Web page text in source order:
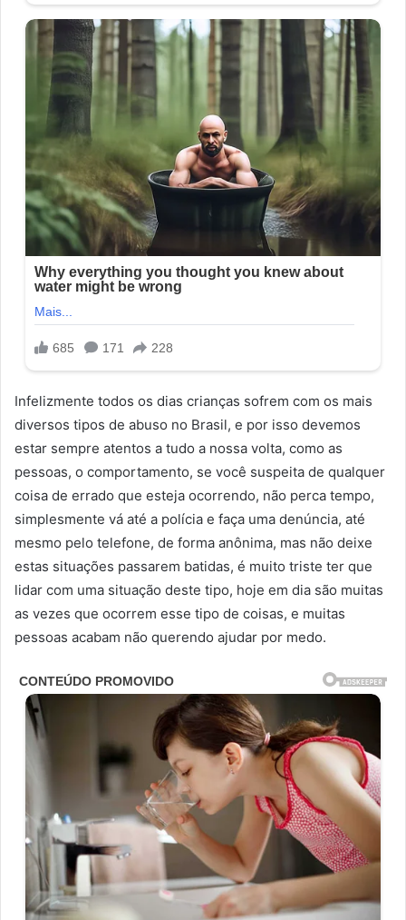
Infelizmente todos os dias crianças sofrem com os mais
diversos tipos de abuso no Brasil, e por isso devemos
estar sempre atentos a tudo a nossa volta, como as
pessoas, o comportamento, se você suspeita de qualquer
coisa de errado que esteja ocorrendo, não perca tempo,
simplesmente vá até a polícia e faça uma denúncia, até
mesmo pelo telefone, de forma anônima, mas não deixe
estas situações passarem batidas, é muito triste ter que
lidar com uma situação deste tipo, hoje em dia são muitas
as vezes que ocorrem esse tipo de coisas, e muitas
pessoas acabam não querendo ajudar por medo.